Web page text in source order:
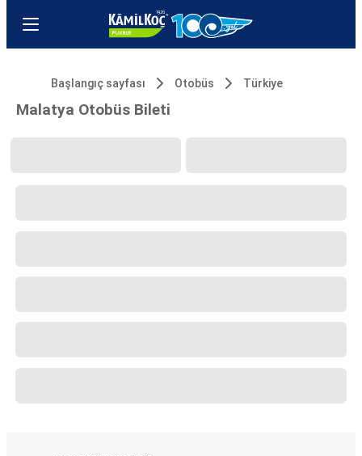
Başlangıç sayfası Otobüs Türkiye
Malatya Otobüs Bileti